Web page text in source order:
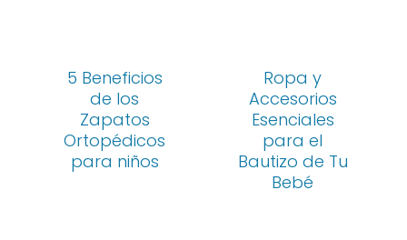
5 Beneficios
de los
Zapatos
Ortopédicos
para niños
Ropa y
Accesorios
Esenciales
para el
Bautizo de Tu
Bebé